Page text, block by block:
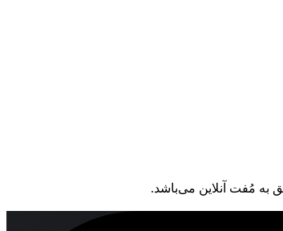
به مُفت آنلاین می‌باشد.